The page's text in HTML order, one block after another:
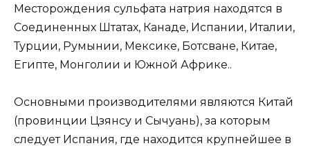
Месторождения сульфата натрия находятся в
Соединенных Штатах, Канаде, Испании, Италии,
Турции, Румынии, Мексике, Ботсване, Китае,
Египте, Монголии и Южной Африке..
Основными производителями являются Китай
(провинции Цзянсу и Сычуань), за которым
следует Испания, где находится крупнейшее в